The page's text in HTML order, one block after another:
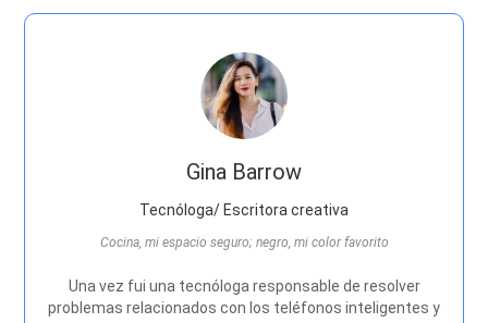
Gina Barrow
Tecnóloga/ Escritora creativa
Cocina, mi espacio seguro; negro, mi color favorito
Una vez fui una tecnóloga responsable de resolver
problemas relacionados con los teléfonos inteligentes y